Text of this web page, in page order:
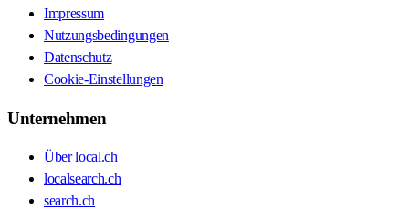
Impressum
Nutzungsbedingungen
Datenschutz
Cookie-Einstellungen
Unternehmen
Über local.ch
localsearch.ch
search.ch